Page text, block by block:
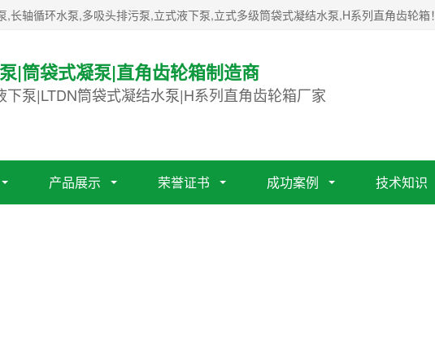
轴循环水泵,多吸头排污泵,立式液下泵,立式多级筒袋式凝结水泵,H系列直角齿轮箱！
|筒袋式凝泵|直角齿轮箱制造商
泵|LTDN筒袋式凝结水泵|H系列直角齿轮箱厂家
产品展示 荣誉证书 成功案例 技术知识